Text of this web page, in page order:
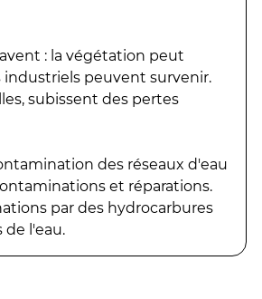
: la végétation peut
peuvent survenir.
subissent des pertes
des réseaux d'eau
et réparations.
par des hydrocarbures
de l'eau.